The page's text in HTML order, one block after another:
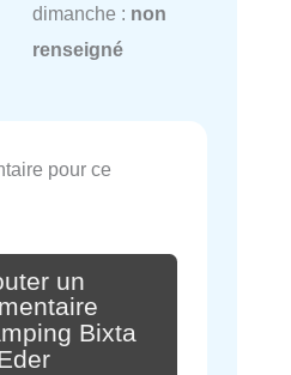
dimanche : non
renseigné
pour ce
un
Bixta